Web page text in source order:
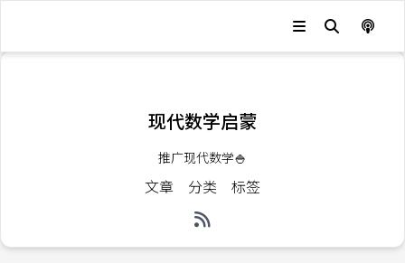
现代数学启蒙
推广现代数学🍚
文章 分类 标签